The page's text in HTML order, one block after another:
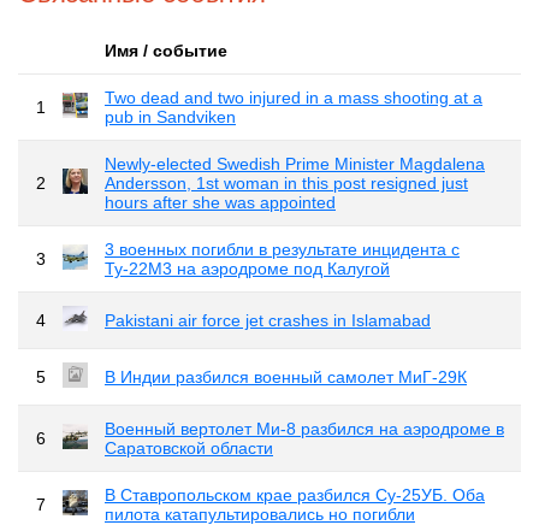
Имя / событие
1
Two dead and two injured in a mass shooting at a
pub in Sandviken
2
Newly-elected Swedish Prime Minister Magdalena
Andersson, 1st woman in this post resigned just
hours after she was appointed
3
3 военных погибли в результате инцидента с
Ту-22М3 на аэродроме под Калугой
4 Pakistani air force jet crashes in Islamabad
5 В Индии разбился военный самолет МиГ-29К
6
Военный вертолет Ми-8 разбился на аэродроме в
Саратовской области
7
В Ставропольском крае разбился Су-25УБ. Оба
пилота катапультировались но погибли